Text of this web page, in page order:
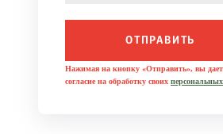
ОТПРАВИТЬ
Нажимая на кнопку «Отправить», вы
согласие на обработку своих